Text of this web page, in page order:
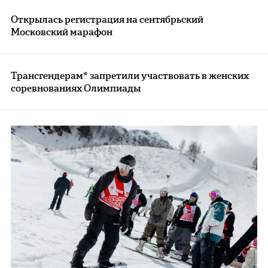
Открылась регистрация на сентябрьский
Московский марафон
Трансгендерам* запретили участвовать в женских
соревнованиях Олимпиады